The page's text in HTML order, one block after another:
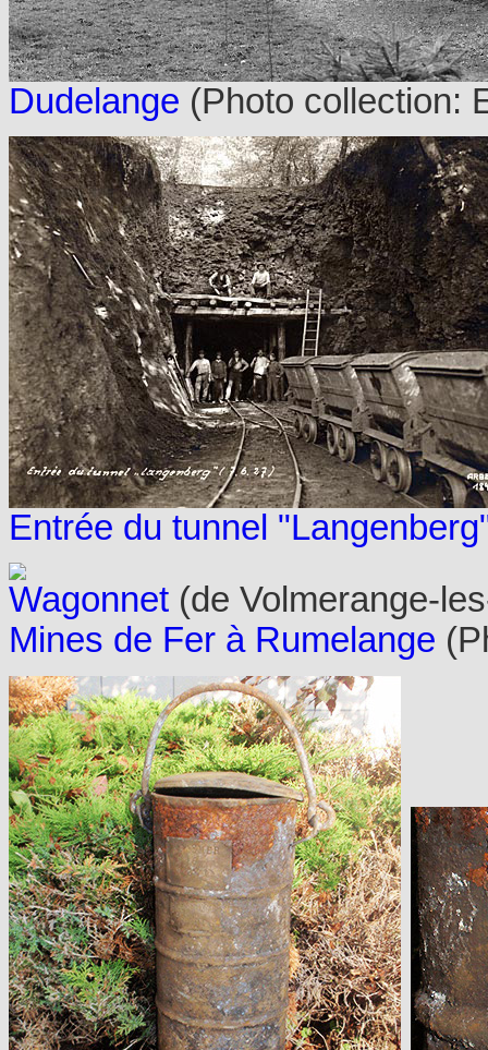
Dudelange (Photo collection:
Entrée du tunnel
Wagonnet (de Volmerange-
Mines de Fer à Rumelange